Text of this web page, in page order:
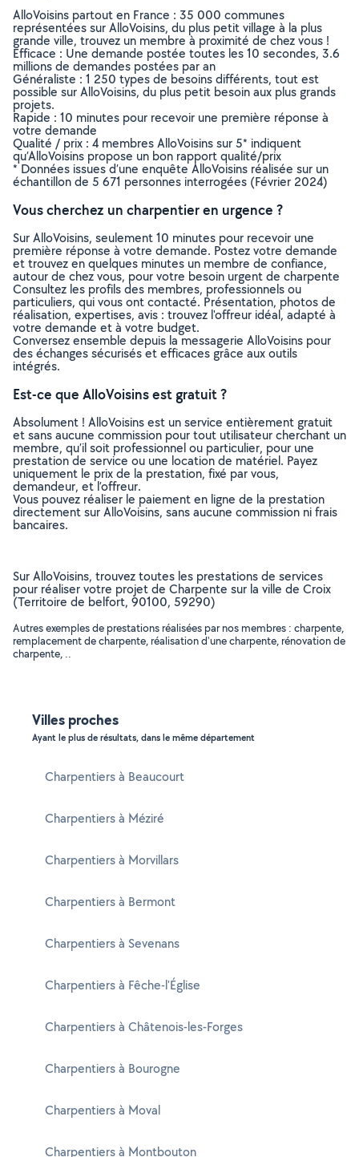
AlloVoisins partout en France : 35 000 communes
représentées sur AlloVoisins, du plus petit village à la plus
grande ville, trouvez un membre à proximité de chez vous !
Efficace : Une demande postée toutes les 10 secondes, 3.6
millions de demandes postées par an
Généraliste : 1 250 types de besoins différents, tout est
possible sur AlloVoisins, du plus petit besoin aux plus grands
projets.
Rapide : 10 minutes pour recevoir une première réponse à
votre demande
Qualité / prix : 4 membres AlloVoisins sur 5* indiquent
qu’AlloVoisins propose un bon rapport qualité/prix
* Données issues d’une enquête AlloVoisins réalisée sur un
échantillon de 5 671 personnes interrogées (Février 2024)
Vous cherchez un charpentier en urgence ?
Sur AlloVoisins, seulement 10 minutes pour recevoir une
première réponse à votre demande. Postez votre demande
et trouvez en quelques minutes un membre de confiance,
autour de chez vous, pour votre besoin urgent de charpente
Consultez les profils des membres, professionnels ou
particuliers, qui vous ont contacté. Présentation, photos de
réalisation, expertises, avis : trouvez l'offreur idéal, adapté à
votre demande et à votre budget.
Conversez ensemble depuis la messagerie AlloVoisins pour
des échanges sécurisés et efficaces grâce aux outils
intégrés.
Est-ce que AlloVoisins est gratuit ?
Absolument ! AlloVoisins est un service entièrement gratuit
et sans aucune commission pour tout utilisateur cherchant un
membre, qu’il soit professionnel ou particulier, pour une
prestation de service ou une location de matériel. Payez
uniquement le prix de la prestation, fixé par vous,
demandeur, et l’offreur.
Vous pouvez réaliser le paiement en ligne de la prestation
directement sur AlloVoisins, sans aucune commission ni frais
bancaires.
Sur AlloVoisins, trouvez toutes les prestations de services
pour réaliser votre projet de Charpente sur la ville de Croix
(Territoire de belfort, 90100, 59290)
Autres exemples de prestations réalisées par nos membres : charpente,
remplacement de charpente, réalisation d'une charpente, rénovation de
charpente, ..
Villes proches
Ayant le plus de résultats, dans le même département
Charpentiers à Beaucourt
Charpentiers à Méziré
Charpentiers à Morvillars
Charpentiers à Bermont
Charpentiers à Sevenans
Charpentiers à Fêche-l'Église
Charpentiers à Châtenois-les-Forges
Charpentiers à Bourogne
Charpentiers à Moval
Charpentiers à Montbouton